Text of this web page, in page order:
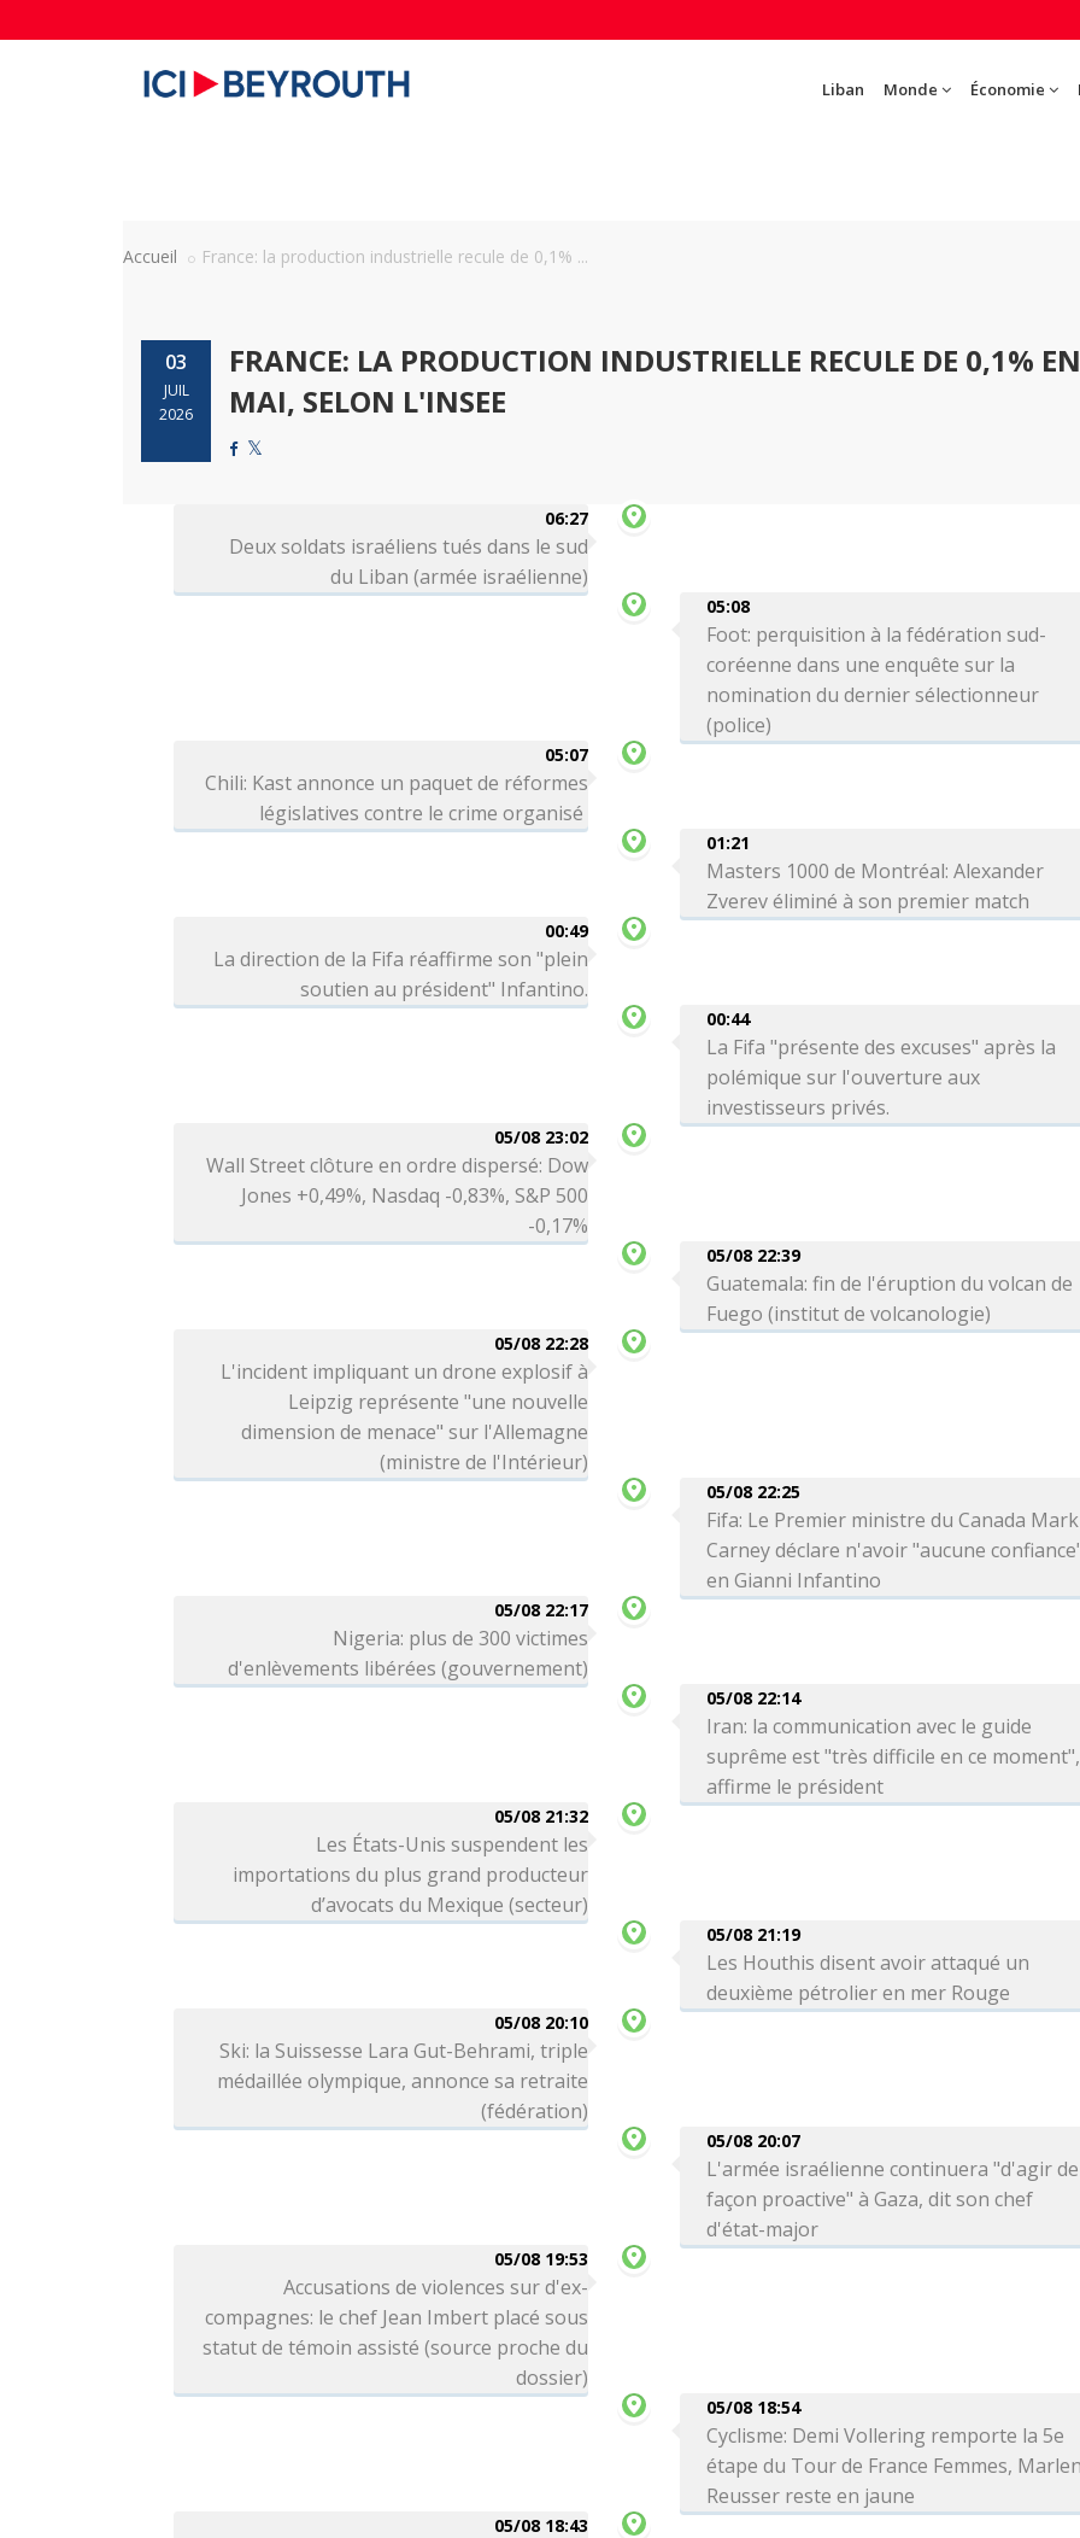
Liban Monde Économie
Accueil France: la production industrielle recule de 0,1% ...
03
JUIL
2026
FRANCE: LA PRODUCTION INDUSTRIELLE RECULE DE 0,1% EN
MAI, SELON L'INSEE
06:27
Deux soldats israéliens tués dans le sud
du Liban (armée israélienne)
05:08
Foot: perquisition à la fédération sud-
coréenne dans une enquête sur la
nomination du dernier sélectionneur
(police)
05:07
Chili: Kast annonce un paquet de réformes
législatives contre le crime organisé
01:21
Masters 1000 de Montréal: Alexander
Zverev éliminé à son premier match
00:49
La direction de la Fifa réaffirme son "plein
soutien au président" Infantino.
00:44
La Fifa "présente des excuses" après la
polémique sur l'ouverture aux
investisseurs privés.
05/08 23:02
Wall Street clôture en ordre dispersé: Dow
Jones +0,49%, Nasdaq -0,83%, S&P 500
-0,17%
05/08 22:39
Guatemala: fin de l'éruption du volcan de
Fuego (institut de volcanologie)
05/08 22:28
L'incident impliquant un drone explosif à
Leipzig représente "une nouvelle
dimension de menace" sur l'Allemagne
(ministre de l'Intérieur)
05/08 22:25
Fifa: Le Premier ministre du Canada Mark
Carney déclare n'avoir "aucune
en Gianni Infantino
05/08 22:17
Nigeria: plus de 300 victimes
d'enlèvements libérées (gouvernement)
05/08 22:14
Iran: la communication avec le guide
suprême est "très difficile en ce moment",
affirme le président
05/08 21:32
Les États-Unis suspendent les
importations du plus grand producteur
d’avocats du Mexique (secteur)
05/08 21:19
Les Houthis disent avoir attaqué un
deuxième pétrolier en mer Rouge
05/08 20:10
Ski: la Suissesse Lara Gut-Behrami, triple
médaillée olympique, annonce sa retraite
(fédération)
05/08 20:07
L'armée israélienne continuera "d'agir de
façon proactive" à Gaza, dit son chef
d'état-major
05/08 19:53
Accusations de violences sur d'ex-
compagnes: le chef Jean Imbert placé sous
statut de témoin assisté (source proche du
dossier)
05/08 18:54
Cyclisme: Demi Vollering remporte la 5e
étape du Tour de France Femmes,
Reusser reste en jaune
05/08 18:43